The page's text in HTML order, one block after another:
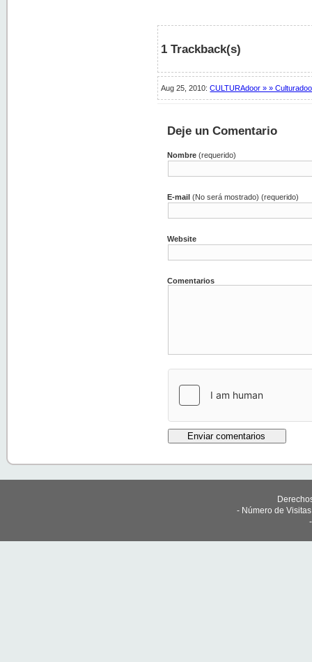
1 Trackback(s)
Aug 25, 2010:CULTURAdoor » »
Deje un Comentario
Nombre (requerido)
E-mail (No será mostrado) (requerido)
Website
Comentarios
- Número de